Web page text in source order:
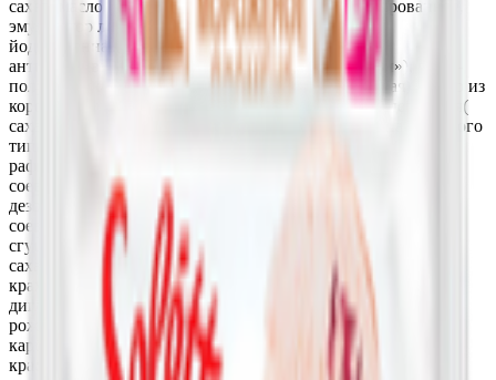
сахар, масло кокосовое рафинированное дезодорированное,
эмульгатор лецитин соевый, соль пищевая
йодированная(содержит йодат калия, агент
антислеживающий Е536), ароматизатор «Ванилин»), пюре-
полуфабрикат клубничное( клубника замороженная), масло из
коровьего молока, сахар; глазурь жировая какаосодержащая(
сахар, заменитель масла какао нетемперируемый лауринового
типа (гидрогенизированное фрационированное
рафинированное пальмовое масло, эмульгаторы: лецитин
соевый и Е492), кокосовое масло рафинированное
дезодорированное, какао-порошок, эмульгаторы: лецитин
соевый и Е476, ароматизатор «Ванилн»); молоко цельное
сгущенное с сахаром( молоко нормализованное, сахара(
сахароза, лактоза)), молоко сухое обезжиренное, патока
крахмальная( сироп глюклзный), эмульгатор моно- и
диглицериды жирных кислот, стабилизаторы (камедь
рожкового дерева, гуаровая камедь, Е407,
карбоксиметилцеллюлоза натриевая соль), красители(
красный свекольный(концентрированный сок красной